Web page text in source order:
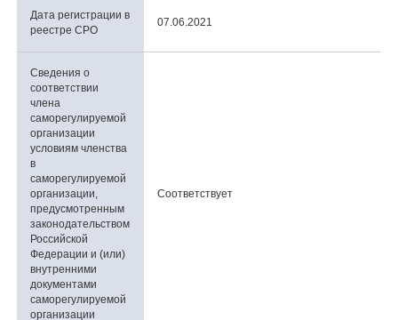
Дата регистрации в
реестре СРО
07.06.2021
Сведения о
соответствии
члена
саморегулируемой
организации
условиям членства
в
саморегулируемой
организации,
предусмотренным
законодательством
Российской
Федерации и (или)
внутренними
документами
саморегулируемой
организации
Соответствует